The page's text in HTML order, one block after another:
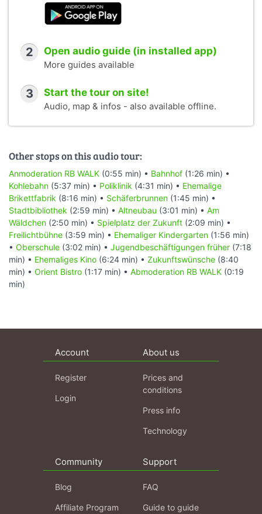
2 Open audio guide (in installed app)
More guides available
3 Start the tour on site!
Audio, map & infos - also available offline.
Other stops on this audio tour:
Anmoderation RB WALK (0:55 min) • Bahnhof (1:26 min) •
Kohlebahn (5:37 min) • Poliklinik (4:31 min) • Ehemalige
Brikettfabrik (8:16 min) • Schäferbrunnen (1:45 min) •
Stadtbibliothek (2:59 min) • Altneubau (3:01 min) • Am
Wäldchen (2:50 min) • Spielplatz der Zukunft (2:09 min) •
Freilichtbühne (3:59 min) • Ehemaliger Kindergarten (1:56 min)
• Oberschule (3:02 min) • Jugendbeschäftigungen früher (7:18
min) • Ehemaliges Kino (6:24 min) • Zukunftswünsche (8:40
min) • Orient Bistro (1:17 min) • Abmoderation RB WALK (0:19
min)
Account
Register
Login
About us
Prices and
conditions
Press info
Technology
Community
Blog
Affiliate Program
Support
FAQ
Guide to guide